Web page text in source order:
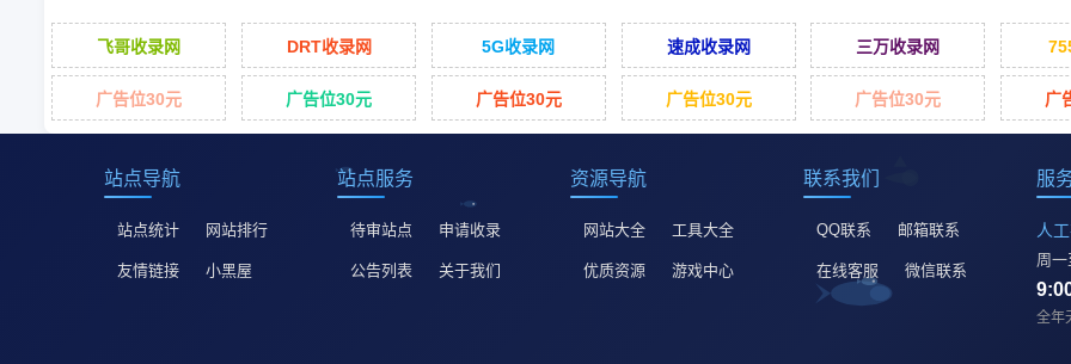
飞哥收录网 DRT收录网 5G收录网 速成收录网 三万收录网
广告位30元 广告位30元 广告位30元 广告位30元 广告位30元 广
站点导航
站点统计 网站排行
友情链接 小黑屋
站点服务
待审站点 申请收录
公告列表 关于我们
资源导航
网站大全 工具大全
优质资源 游戏中心
联系我们
QQ联系 邮箱联系
在线客服 微信联系
服
人
周
全年